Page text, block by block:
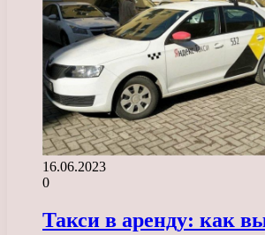
16.06.2023
0
Такси в аренду: как